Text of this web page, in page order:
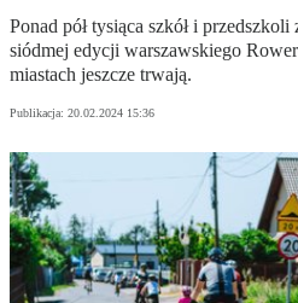
Ponad pół tysiąca szkół i przedszkoli
siódmej edycji warszawskiego
miastach jeszcze trwają.
Publikacja: 20.02.2024 15:36